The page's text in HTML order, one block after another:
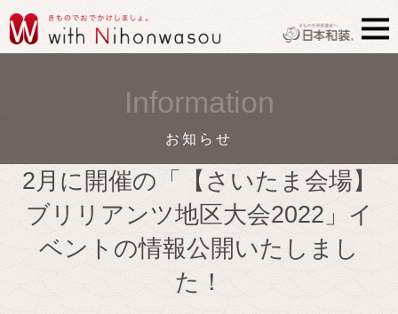
Information
お知らせ
2月に開催の「【さいたま会場】
ブリリアンツ地区大会2022」イ
ベントの情報公開いたしまし
た！